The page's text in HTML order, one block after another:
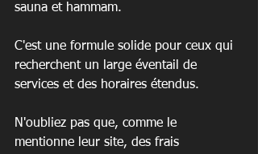
sauna et hammam.
C'est une formule solide pour ceux qui
recherchent un large éventail de
services et des horaires étendus.
N'oubliez pas que, comme le
mentionne leur site, des frais